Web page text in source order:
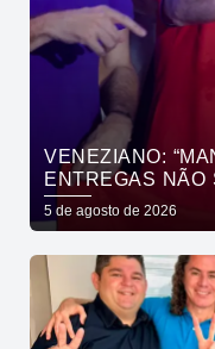
VENEZIANO:
ENTREGAS NÃO
DINHEIRO, SE
5 de agosto de 2026